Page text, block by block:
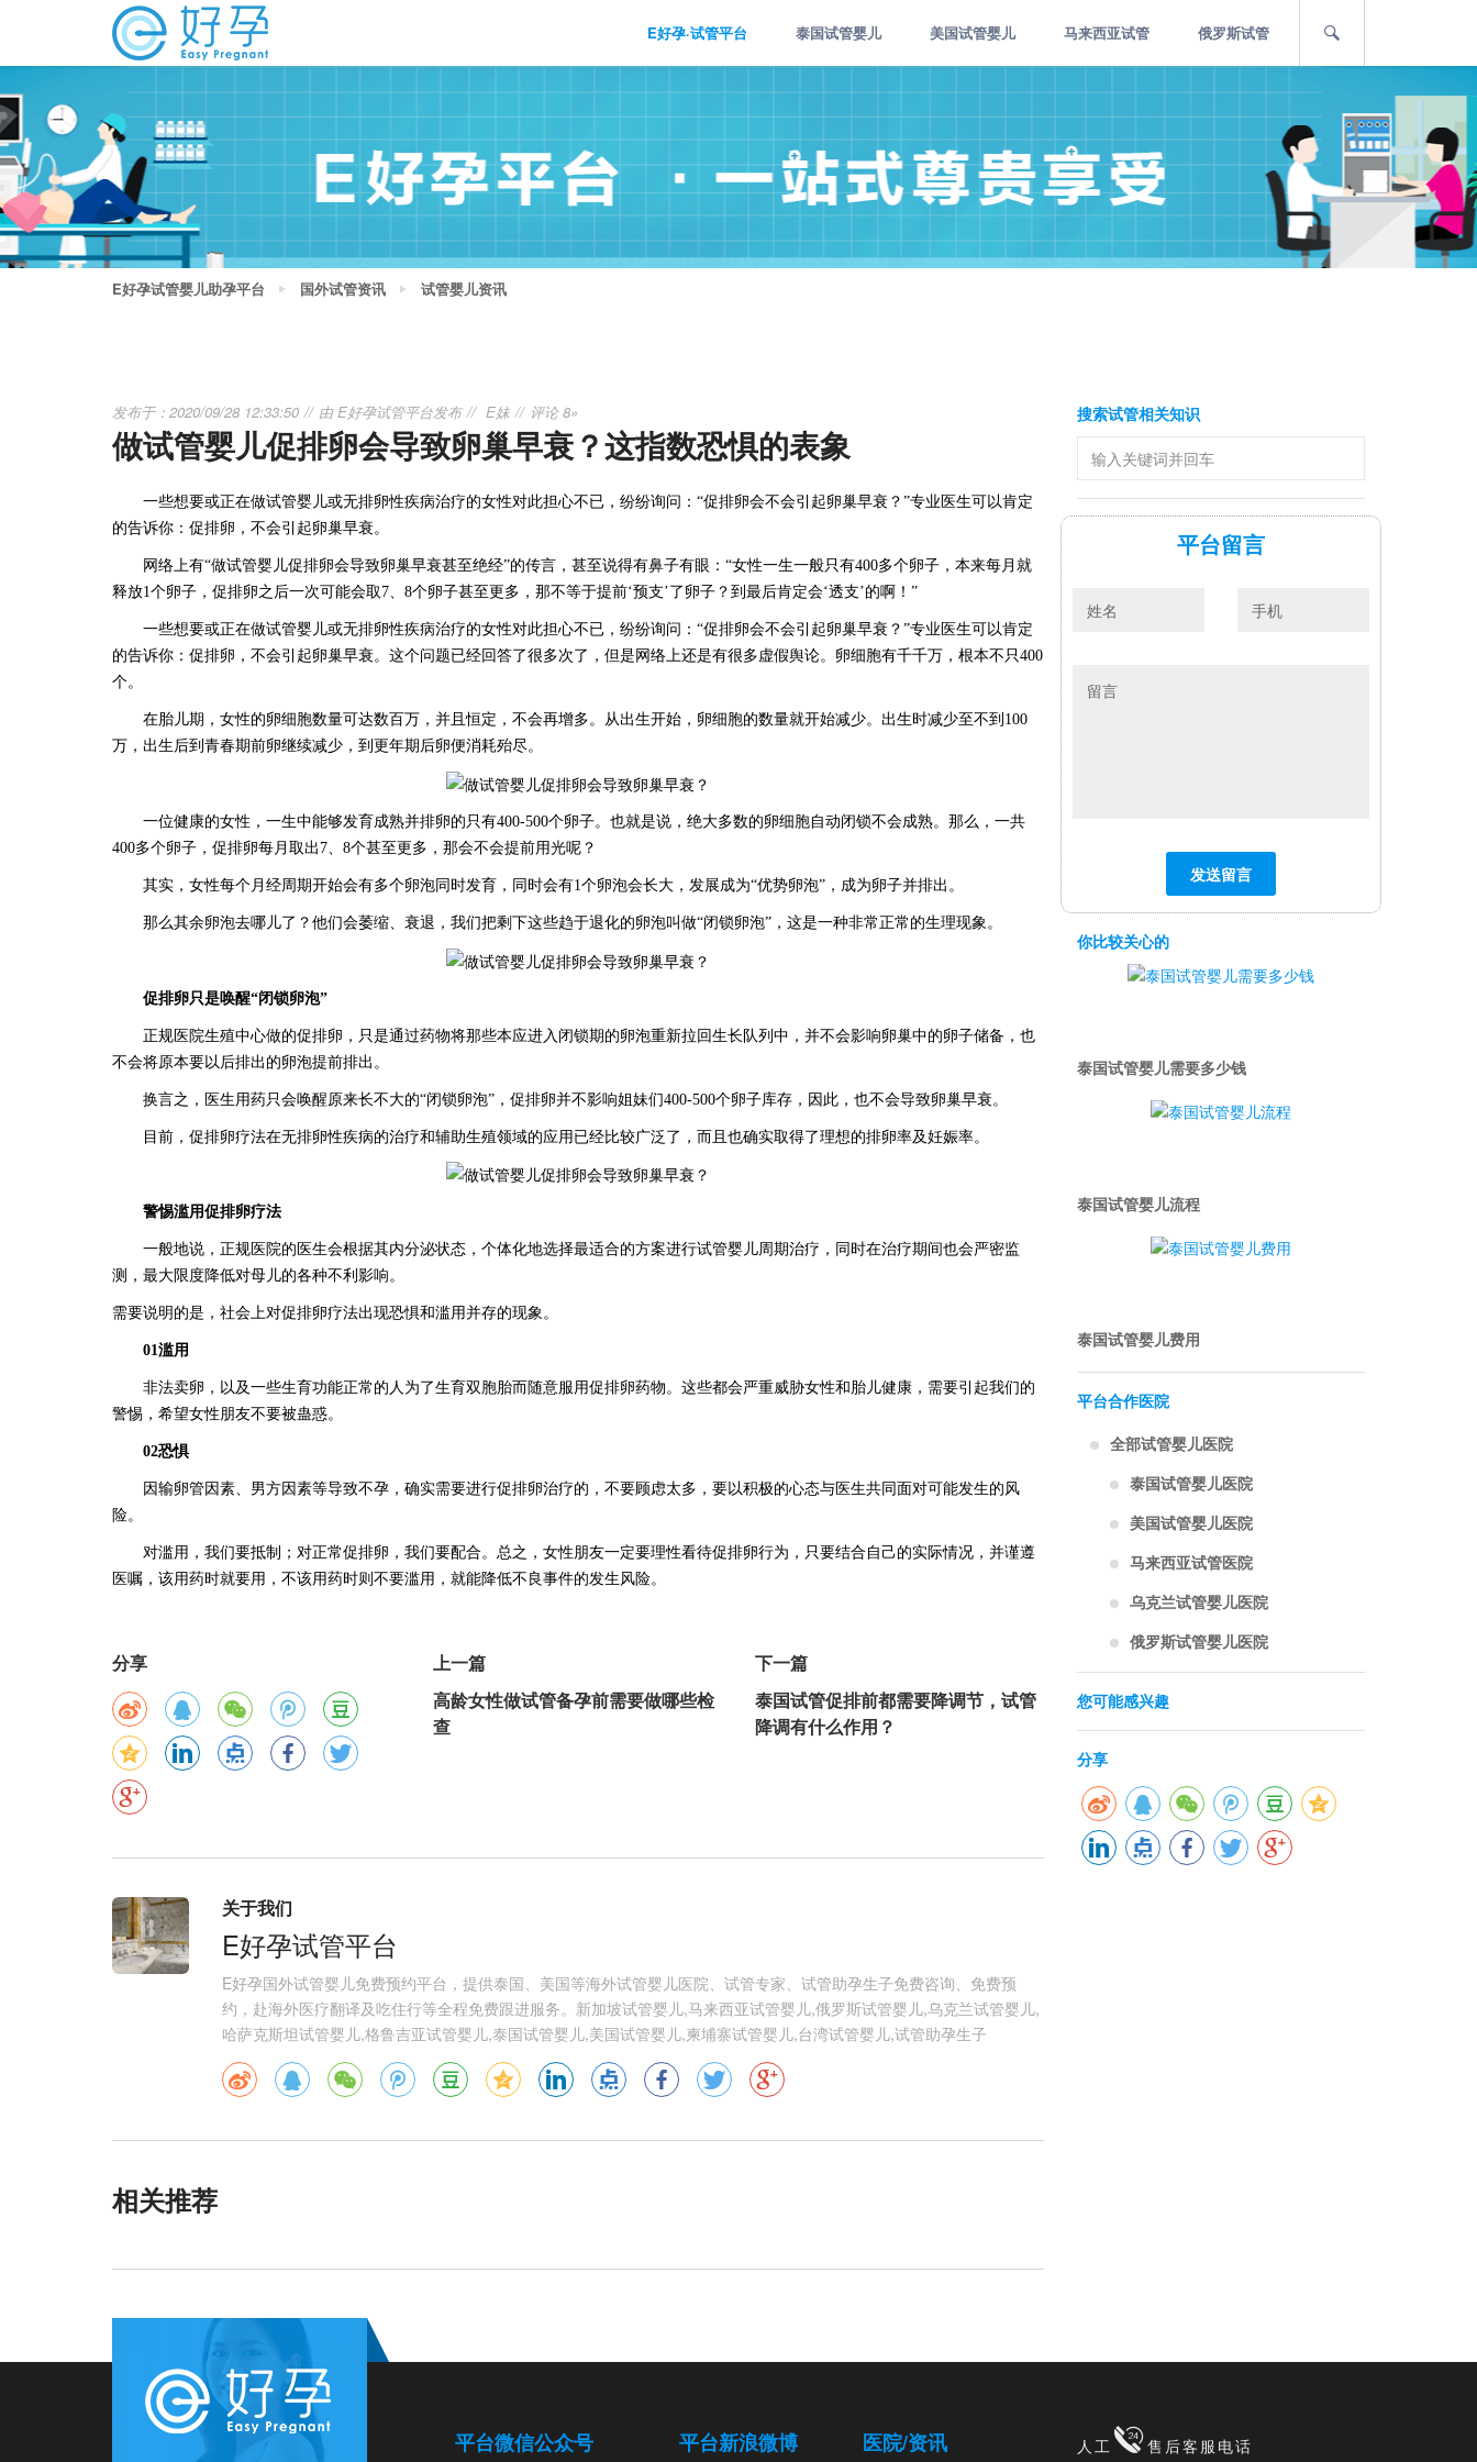
E好孕·试管平台 泰国试管婴儿 美国试管婴儿 马来西亚试管 俄罗斯试管
E好孕试管婴儿助孕平台 国外试管资讯 试管婴儿资讯
发布于：2020/09/28 12:33:50 由E好孕试管平台发布 E妹 评论 8»
做试管婴儿促排卵会导致卵巢早衰？这指数恐惧的表象
一些想要或正在做试管婴儿或无排卵性疾病治疗的女性对此担心不已，纷纷询问： “促排卵会不会引起卵巢早衰？”专业医生可以肯定
的告诉你：促排卵，不会引起卵巢早衰。
网络上有“做试管婴儿促排卵会导致卵巢早衰甚至绝经”的传言，甚至说得有鼻子有眼：“女性一生一般只有400多个卵子，本来每月就
释放1个卵子，促排卵之后一次可能会取7、8个卵子甚至更多，那不等于提前‘预支’了卵子？到最后肯定会‘透支’的啊！”
一些想要或正在做试管婴儿或无排卵性疾病治疗的女性对此担心不已，纷纷询问： “促排卵会不会引起卵巢早衰？”专业医生可以肯定
的告诉你：促排卵，不会引起卵巢早衰。这个问题已经回答了很多次了，但是网络上还是有很多虚假舆论。卵细胞有千千万，根本不只400
个。
在胎儿期，女性的卵细胞数量可达数百万，并且恒定，不会再增多。从出生开始，卵细胞的数量就开始减少。出生时减少至不到 100
万，出生后到青春期前卵继续减少，到更年期后卵便消耗殆尽。
一位健康的女性，一生中能够发育成熟并排卵的只有400-500个卵子。也就是说，绝大多数的卵细胞自动闭锁不会成熟。那么，一共
400多个卵子，促排卵每月取出7、8个甚至更多，那会不会提前用光呢？
其实，女性每个月经周期开始会有多个卵泡同时发育，同时会有1个卵泡会长大，发展成为“优势卵泡”，成为卵子并排出。
那么其余卵泡去哪儿了？他们会萎缩、衰退，我们把剩下这些趋于退化的卵泡叫做“闭锁卵泡”，这是一种非常正常的生理现象。
促排卵只是唤醒“闭锁卵泡”
正规医院生殖中心做的促排卵，只是通过药物将那些本应进入闭锁期的卵泡重新拉回生长队列中，并不会影响卵巢中的卵子储备，也
不会将原本要以后排出的卵泡提前排出。
换言之，医生用药只会唤醒原来长不大的“闭锁卵泡”，促排卵并不影响姐妹们400-500个卵子库存，因此，也不会导致卵巢早衰。
目前，促排卵疗法在无排卵性疾病的治疗和辅助生殖领域的应用已经比较广泛了，而且也确实取得了理想的排卵率及妊娠率。
警惕滥用促排卵疗法
一般地说，正规医院的医生会根据其内分泌状态，个体化地选择最适合的方案进行试管婴儿周期治疗，同时在治疗期间也会严密监
测，最大限度降低对母儿的各种不利影响。
需要说明的是，社会上对促排卵疗法出现恐惧和滥用并存的现象。
01滥用
非法卖卵，以及一些生育功能正常的人为了生育双胞胎而随意服用促排卵药物。这些都会严重威胁女性和胎儿健康，需要引起我们的
警惕，希望女性朋友不要被蛊惑。
02恐惧
因输卵管因素、男方因素等导致不孕，确实需要进行促排卵治疗的，不要顾虑太多，要以积极的心态与医生共同面对可能发生的风
险。
对滥用，我们要抵制；对正常促排卵，我们要配合。总之，女性朋友一定要理性看待促排卵行为，只要结合自己的实际情况，并谨遵
医嘱，该用药时就要用，不该用药时则不要滥用，就能降低不良事件的发生风险。
分享
上一篇
高龄女性做试管备孕前需要做哪些检
查
下一篇
泰国试管促排前都需要降调节，试管
降调有什么作用？
关于我们
E好孕试管平台
E好孕国外试管婴儿免费预约平台，提供泰国、美国等海外试管婴儿医院、试管专家、试管助孕生子免费咨询、免费预
约，赴海外医疗翻译及吃住行等全程免费跟进服务。新加坡试管婴儿,马来西亚试管婴儿,俄罗斯试管婴儿,乌克兰试管婴儿,
哈萨克斯坦试管婴儿,格鲁吉亚试管婴儿,泰国试管婴儿,美国试管婴儿,柬埔寨试管婴儿,台湾试管婴儿,试管助孕生子
相关推荐
搜索试管相关知识
平台留言
你比较关心的
泰国试管婴儿需要多少钱
泰国试管婴儿流程
泰国试管婴儿费用
平台合作医院
全部试管婴儿医院
泰国试管婴儿医院
美国试管婴儿医院
马来西亚试管医院
乌克兰试管婴儿医院
俄罗斯试管婴儿医院
您可能感兴趣
分享
平台微信公众号 平台新浪微博 医院/资讯 人工 售后客服电话